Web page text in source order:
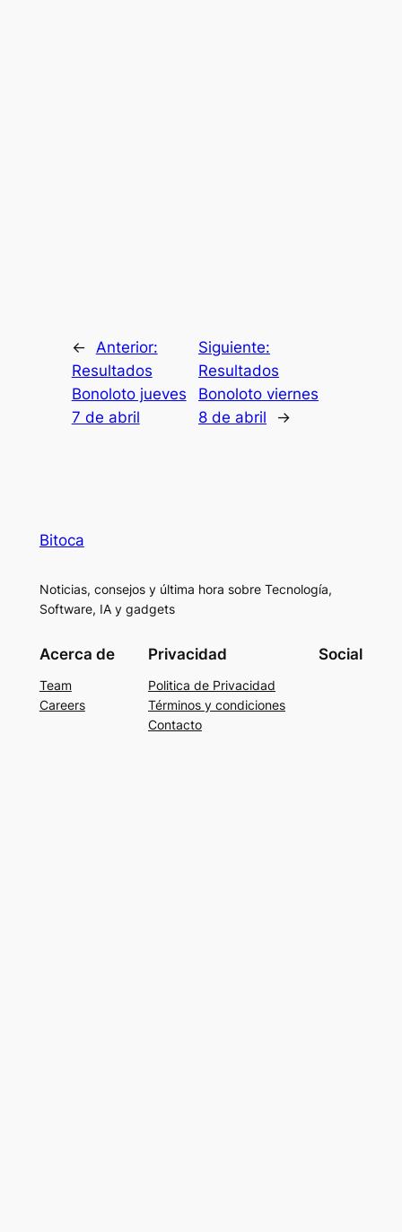
← Anterior:
Resultados
Bonoloto jueves
7 de abril
Siguiente:
Resultados
Bonoloto viernes
8 de abril
→
Bitoca
Noticias, consejos y última hora sobre Tecnología,
Software, IA y gadgets
Acerca de
Team
Careers
Privacidad
Politica de Privacidad
Términos y condiciones
Contacto
Social